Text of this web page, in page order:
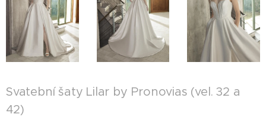
Svatební šaty Lilar by Pronovias (vel. 32 a
42)